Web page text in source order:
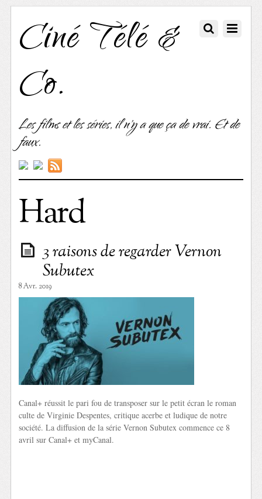
Ciné Télé &
Co.
Les films et les séries, il n'y a que ça de vrai. Et de
faux.
Hard
3 raisons de regarder Vernon
Subutex
8 Avr. 2019
Canal+ réussit le pari fou de transposer sur le petit écran le roman
culte de Virginie Despentes, critique acerbe et ludique de notre
société. La diffusion de la série Vernon Subutex commence ce 8
avril sur Canal+ et myCanal.